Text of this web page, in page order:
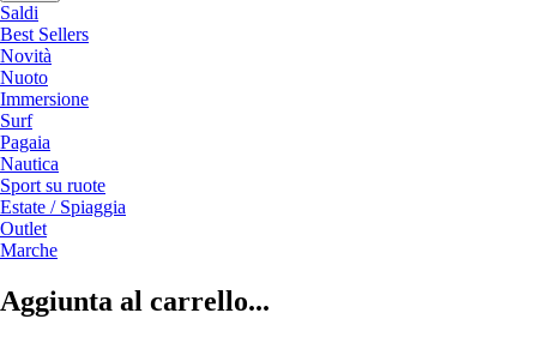
Saldi
Best Sellers
Novità
Nuoto
Immersione
Surf
Pagaia
Nautica
Sport su ruote
Estate / Spiaggia
Outlet
Marche
Aggiunta al carrello...